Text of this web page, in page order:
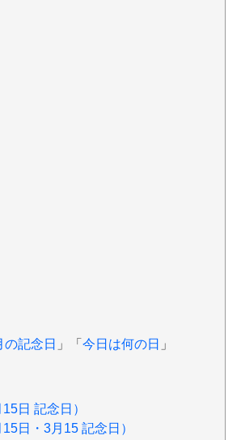
の記念日 」「 今日は何の日 」
日 記念日）
日・3月15 記念日）